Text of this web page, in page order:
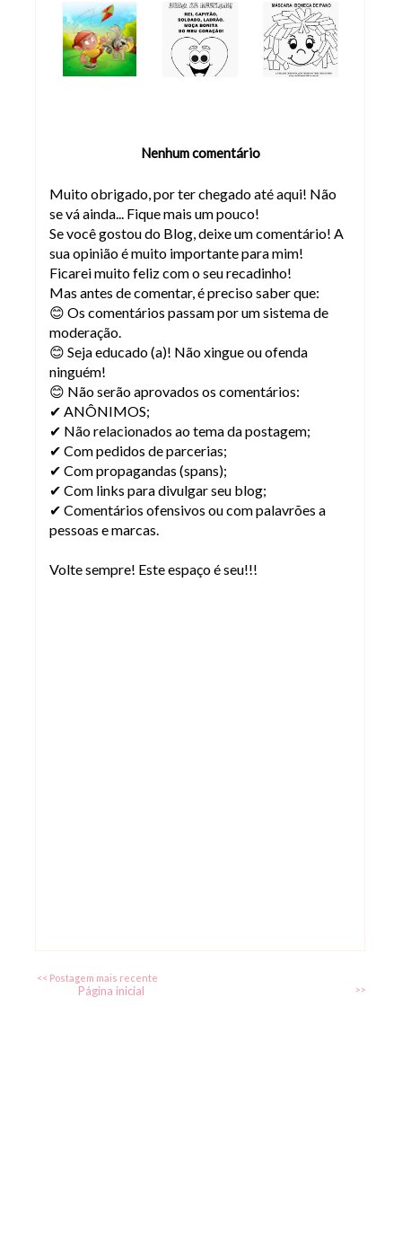
Nenhum comentário
Muito obrigado, por ter chegado até aqui! Não
se vá ainda... Fique mais um pouco!
Se você gostou do Blog, deixe um comentário! A
sua opinião é muito importante para mim!
Ficarei muito feliz com o seu recadinho!
Mas antes de comentar, é preciso saber que:
😊 Os comentários passam por um sistema de
moderação.
😊 Seja educado (a)! Não xingue ou ofenda
ninguém!
😊 Não serão aprovados os comentários:
✔ ANÔNIMOS;
✔ Não relacionados ao tema da postagem;
✔ Com pedidos de parcerias;
✔ Com propagandas (spans);
✔ Com links para divulgar seu blog;
✔ Comentários ofensivos ou com palavrões a
pessoas e marcas.
Volte sempre! Este espaço é seu!!!
<< Postagem mais recente
>>
Página inicial